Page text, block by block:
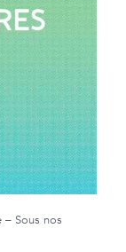
– Sous nos